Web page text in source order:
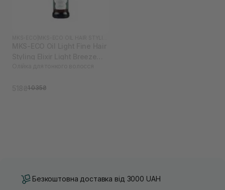
1 035₴
Безкоштовна доставка від 3000 UAH